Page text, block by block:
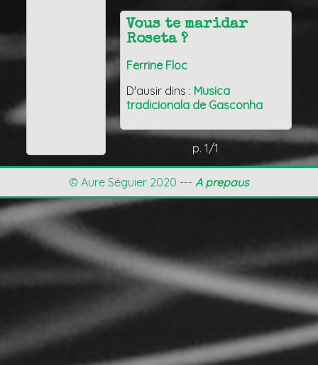
Vous te maridar
Roseta ?
Ferrine Floc
D'ausir dins : Musica
tradicionala de Gasconha
p. 1/1
© Aure Séguier 2020 --- A prepaus